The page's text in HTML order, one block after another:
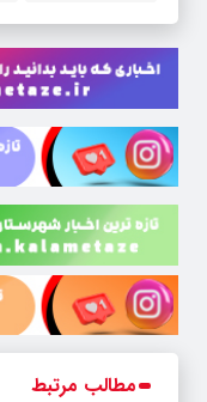
مطالب مرتبط